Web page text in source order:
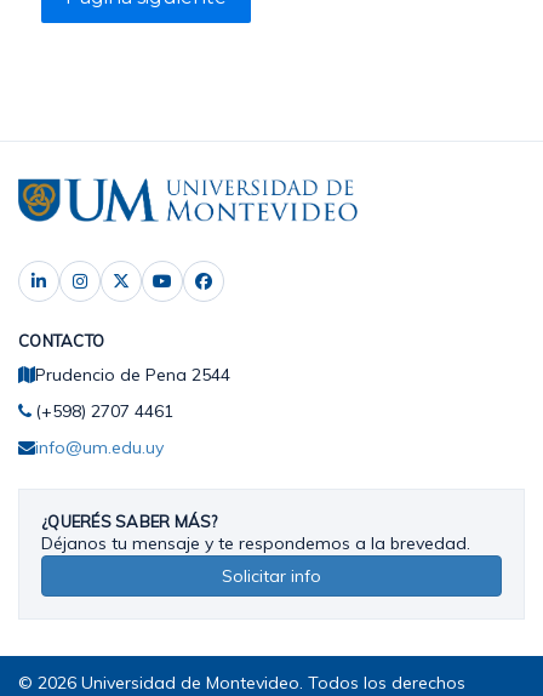
CONTACTO
Prudencio de Pena 2544
(+598) 2707 4461
info@um.edu.uy
¿QUERÉS SABER MÁS?
Déjanos tu mensaje y te respondemos a la brevedad.
Solicitar info
© 2026 Universidad de Montevideo. Todos los derechos